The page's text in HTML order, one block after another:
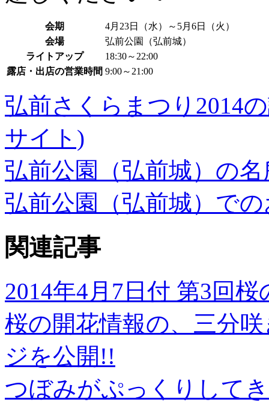
会期
4月23日（水）～5月6日（火）
会場
弘前公園（弘前城）
ライトアップ
18:30～22:00
露店・出店の営業時間 9:00～21:00
弘前さくらまつり2014
サイト)
弘前公園（弘前城）の
弘前公園（弘前城）で
関連記事
2014年4月7日付 第3回
桜の開花情報の、三分
ジを公開!!
つぼみがぷっくりして